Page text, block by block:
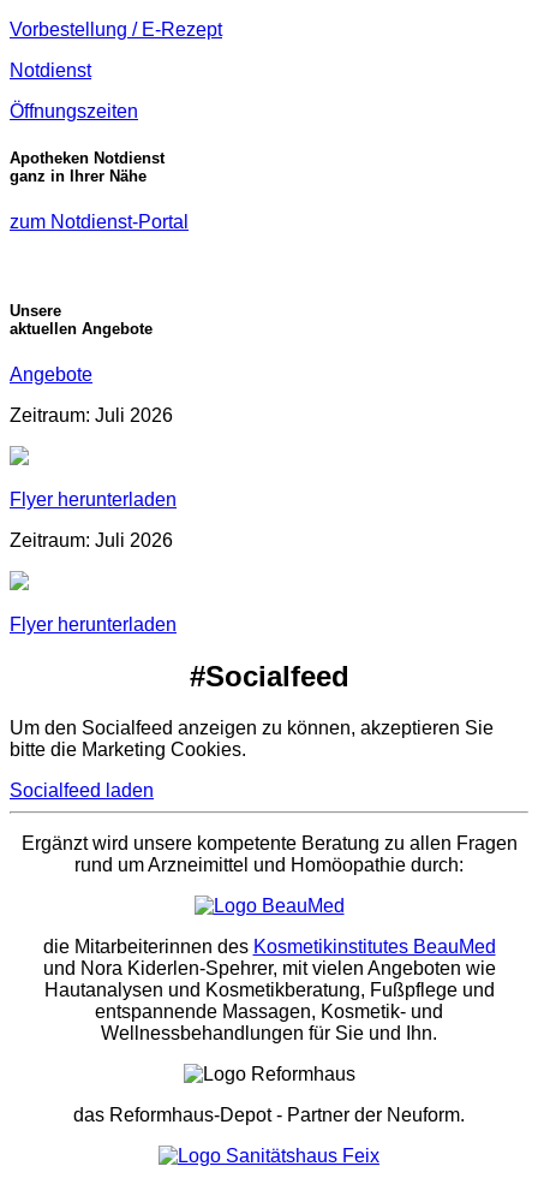
Vorbestellung / E-Rezept
Notdienst
Öffnungszeiten
Apotheken Notdienst
ganz in Ihrer Nähe
zum Notdienst-Portal
Unsere
aktuellen Angebote
Angebote
Zeitraum: Juli 2026
Flyer herunterladen
Zeitraum: Juli 2026
Flyer herunterladen
#Socialfeed
Um den Socialfeed anzeigen zu können, akzeptieren Sie
bitte die Marketing Cookies.
Socialfeed laden
Ergänzt wird unsere kompetente Beratung zu allen Fragen
rund um Arzneimittel und Homöopathie durch:
die Mitarbeiterinnen des Kosmetikinstitutes BeauMed
und Nora Kiderlen-Spehrer, mit vielen Angeboten wie
Hautanalysen und Kosmetikberatung, Fußpflege und
entspannende Massagen, Kosmetik- und
Wellnessbehandlungen für Sie und Ihn.
das Reformhaus-Depot- Partner der Neuform.